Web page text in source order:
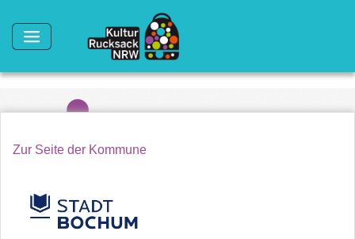
Zur Seite der Kommune